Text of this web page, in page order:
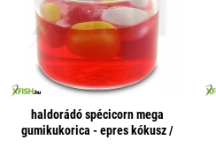
haldorádó spécicorn mega
gumikukorica - epres kókusz /